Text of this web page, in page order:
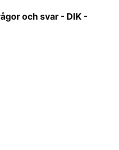
och svar - DIK -